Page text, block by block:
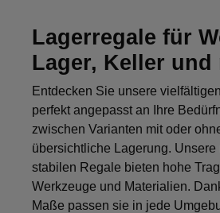
Lagerregale für
Lager, Keller und
Entdecken Sie unsere
perfekt angepasst an Ihre
zwischen Varianten mit oder
übersichtliche Lagerung. Unsere
stabilen Regale bieten hohe
Werkzeuge und Materialien.
Maße passen sie in jede